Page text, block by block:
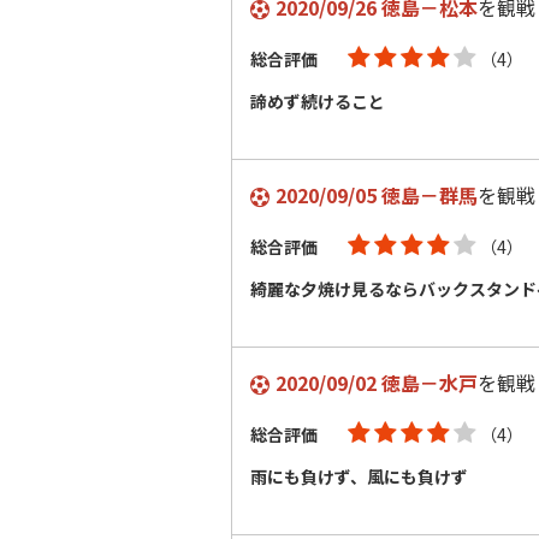
2020/09/26 徳島－松本を観戦
総合評価
（4）
諦めず続けること
2020/09/05 徳島－群馬を観戦
総合評価
（4）
綺麗な夕焼け見るならバックスタン
2020/09/02 徳島－水戸を観戦
総合評価
（4）
雨にも負けず、風にも負けず